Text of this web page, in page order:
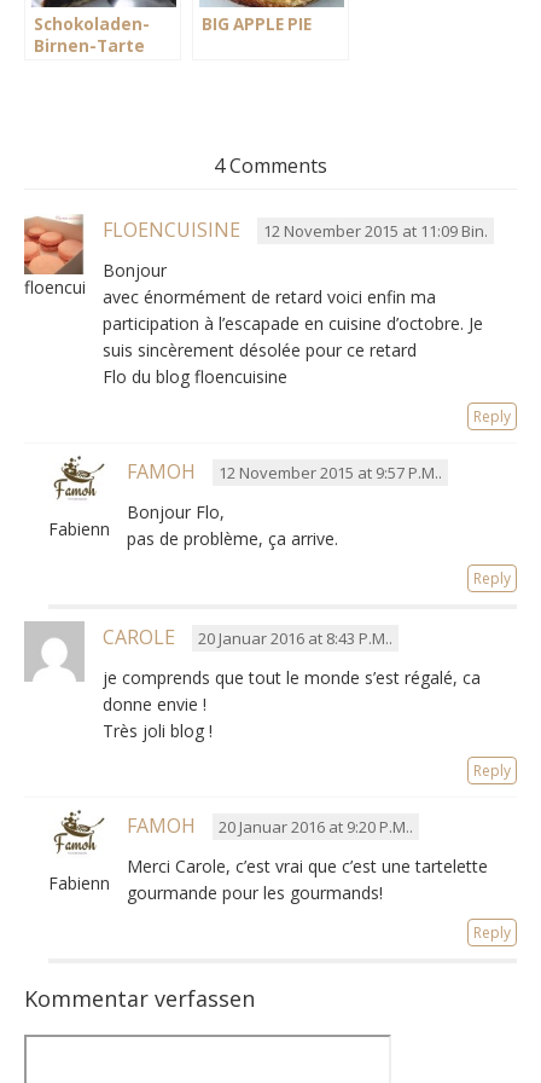
Schokoladen-
Birnen-Tarte
BIG APPLE PIE
4 Comments
floencuisine
FLOENCUISINE 12 November 2015 at 11:09 Bin.
Bonjour
avec énormément de retard voici enfin ma
participation à l’escapade en cuisine d’octobre. Je
suis sincèrement désolée pour ce retard
Flo du blog floencuisine
Reply
Fabienne
FAMOH 12 November 2015 at 9:57 P.M..
Bonjour Flo,
pas de problème, ça arrive.
Reply
CAROLE 20 Januar 2016 at 8:43 P.M..
je comprends que tout le monde s’est régalé, ca
donne envie !
Très joli blog !
Reply
Fabienne
FAMOH 20 Januar 2016 at 9:20 P.M..
Merci Carole, c’est vrai que c’est une tartelette
gourmande pour les gourmands!
Reply
Kommentar verfassen